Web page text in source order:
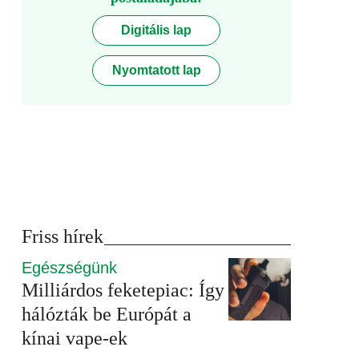
Digitális lap
Nyomtatott lap
Friss hírek
Egészségünk
Milliárdos feketepiac: Így
hálózták be Európát a
kínai vape-ek